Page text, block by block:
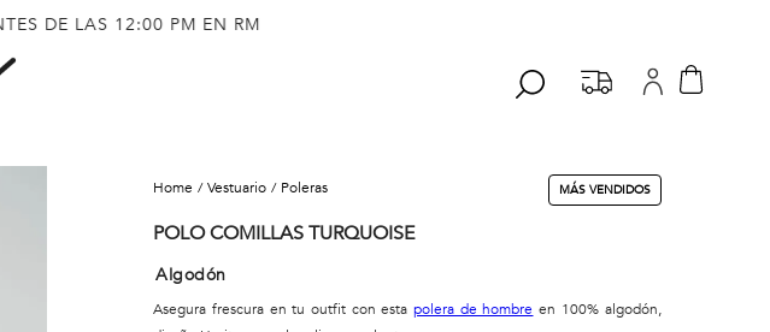
DE LAS 12:00 PM EN RM
vestuario poleras MÁS VENDIDOS
POLO COMILLAS TURQUOISE
Algodón
Asegura frescura en tu outfit con estapolera de hombre en 100% algodón,